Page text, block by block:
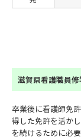
滋賀県看護職員
卒業後に看護師免
得した免許を活か
を続けるために必